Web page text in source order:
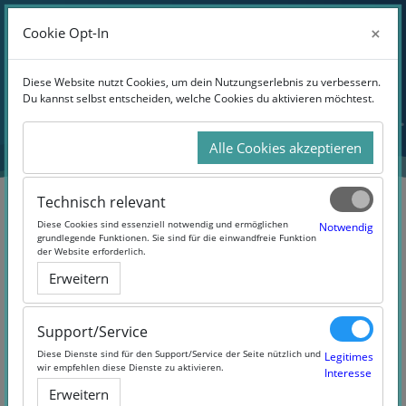
Zum Hauptinhalt
Website-Übersicht
Anmelden
Product with ID
"7b63c2610154014b342918c8c99ecbdc"
not found in the database. This is likely
because you are in a development
environment without product data.
Cookie Opt-In ×
Diese Website nutzt Cookies, um dein Nutzungserlebnis zu verbessern.
Du kannst selbst entscheiden, welche Cookies du aktivieren möchtest.
Alle Cookies akzeptieren
Technisch relevant
Diese Cookies sind essenziell notwendig und ermöglichen
grundlegende Funktionen. Sie sind für die einwandfreie Funktion
der Website erforderlich.
Notwendig
Erweitern
Support/Service
Diese Dienste sind für den Support/Service der Seite nützlich und
wir empfehlen diese Dienste zu aktivieren.
Legitimes
Interesse
Erweitern
Cookie Opt-In ×
Diese Website nutzt Cookies, um dein Nutzungserlebnis zu verbessern.
Du kannst selbst entscheiden, welche Cookies du aktivieren möchtest.
Alle Cookies akzeptieren
Technisch relevant
Diese Cookies sind essenziell notwendig und ermöglichen
grundlegende Funktionen. Sie sind für die einwandfreie Funktion
der Website erforderlich.
Notwendig
Erweitern
Support/Service
Diese Dienste sind für den Support/Service der Seite nützlich und
wir empfehlen diese Dienste zu aktivieren.
Legitimes
Interesse
Erweitern